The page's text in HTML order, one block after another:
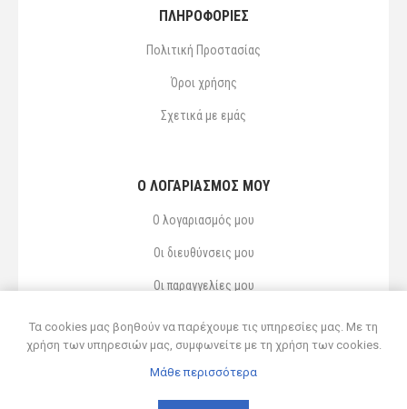
ΠΛΗΡΟΦΟΡΙΕΣ
Πολιτική Προστασίας
Όροι χρήσης
Σχετικά με εμάς
Ο ΛΟΓΑΡΙΑΣΜΌΣ ΜΟΥ
Ο λογαριασμός μου
Οι διευθύνσεις μου
Οι παραγγελίες μου
Τα cookies μας βοηθούν να παρέχουμε τις υπηρεσίες μας. Με τη
χρήση των υπηρεσιών μας, συμφωνείτε με τη χρήση των cookies.
Μάθε περισσότερα